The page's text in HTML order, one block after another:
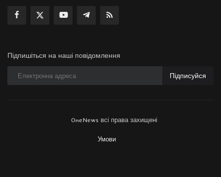
Підпишіться на наші повідомлення
Підписуйся
OneNews всі права захищені
Умови